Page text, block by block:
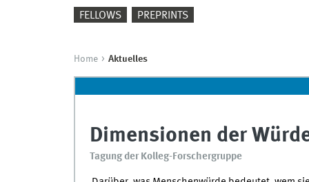
FELLOWS PREPRINTS
Home Aktuelles
Dimensionen der
Tagung der Kolleg-Forschergruppe